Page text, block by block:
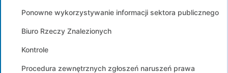
Ponowne wykorzystywanie informacji sektora publicznego
Biuro Rzeczy Znalezionych
Kontrole
Procedura zewnętrznych zgłoszeń naruszeń prawa